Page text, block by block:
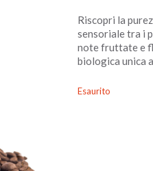
Riscopri la
sensoriale tra i
note fruttate e
biologica unica
Esaurito